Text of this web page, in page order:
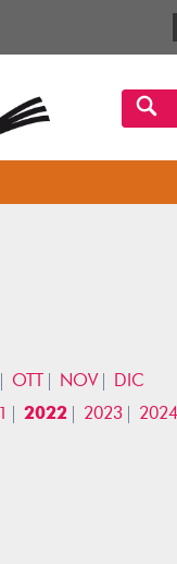
OTT NOV
DIC
2022 2023 2024